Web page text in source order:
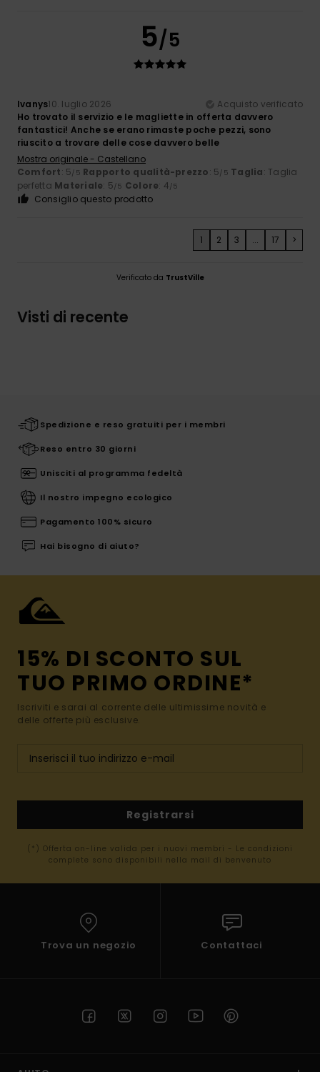
5/5
Ivanys10. luglio 2026
Acquisto verificato
Ho trovato il servizio e le magliette in offerta davvero
fantastici! Anche se erano rimaste poche pezzi, sono
riuscito a trovare delle cose davvero belle
Mostra originale - Castellano
Comfort: 5/5 Rapporto qualità-prezzo: 5/5 Taglia: Taglia
perfetta Materiale: 5/5 Colore: 4/5
Consiglio questo prodotto
1 2 3 ... 17 >
Verificato da TrustVille
Visti di recente
Spedizione e reso gratuiti per i membri
Reso entro 30 giorni
Unisciti al programma fedeltà
Il nostro impegno ecologico
Pagamento 100% sicuro
Hai bisogno di aiuto?
15% DI SCONTO SUL
TUO PRIMO ORDINE*
Iscriviti e sarai al corrente delle ultimissime novità e
delle offerte più esclusive.
Registrarsi
(*) Offerta on-line valida per i nuovi membri - Le condizioni
complete sono disponibili nella mail di benvenuto
Trova un negozio Contattaci